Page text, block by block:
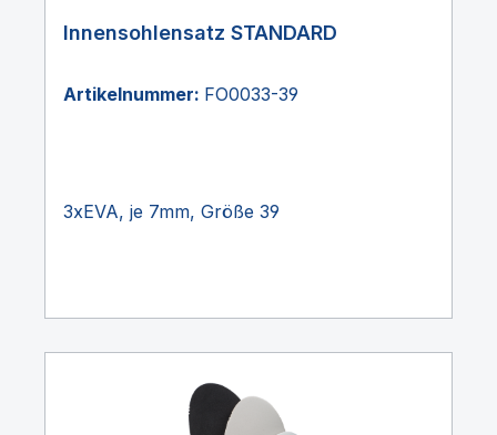
Innensohlensatz STANDARD
Artikelnummer: FO0033-39
3xEVA, je 7mm, Größe 39